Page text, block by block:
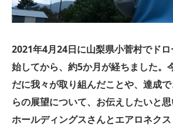
2021年4月24日に山梨県小菅村でド
始してから、約5か月が経ちました。
だに我々が取り組んだことや、達成
らの展望について、お伝えしたいと
ホールディングスさんとエアロネク